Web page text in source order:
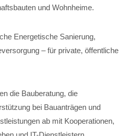
und Wohnheime.
Energetische Sanierung,
– für private, öffentliche
die Bauberatung, die
bei Bauanträgen und
ab mit Kooperationen,